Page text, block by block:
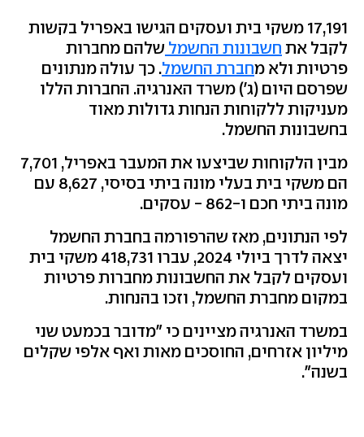
17,191 משקי בית ועסקים הגישו באפריל בקשות
לקבל אתחשבונות החשמלשלהם מחברות
פרטיות ולא מחברת החשמל. כך עולה מנתונים
שפרסם היום (ג') משרד האנרגיה. החברות הללו
מעניקות ללקוחות הנחות גדולות מאוד
בחשבונות החשמל.
מבין הלקוחות שביצעו את המעבר באפריל, 7,701
הם משקי בית בעלי מונה ביתי בסיסי, 8,627 עם
מונה ביתי חכם ו-862 - עסקים.
לפי הנתונים, מאז שהרפורמה בחברת החשמל
יצאה לדרך ביולי 2024, עברו 418,731 משקי בית
ועסקים לקבל את החשבונות מחברות פרטיות
במקום מחברת החשמל, וזכו בהנחות.
במשרד האנרגיה מציינים כי "מדובר בכמעט שני
מיליון אזרחים, החוסכים מאות ואף אלפי שקלים
בשנה".